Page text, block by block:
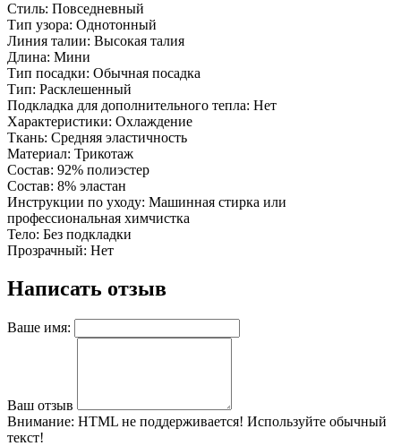
Стиль: Повседневный
Тип узора: Однотонный
Линия талии: Высокая талия
Длина: Мини
Тип посадки: Обычная посадка
Тип: Расклешенный
Подкладка для дополнительного тепла: Нет
Характеристики: Охлаждение
Ткань: Средняя эластичность
Материал: Трикотаж
Состав: 92% полиэстер
Состав: 8% эластан
Инструкции по уходу: Машинная стирка или
профессиональная химчистка
Тело: Без подкладки
Прозрачный: Нет
Написать отзыв
Ваше имя:
Ваш отзыв
Внимание: HTML не поддерживается! Используйте обычный
текст!